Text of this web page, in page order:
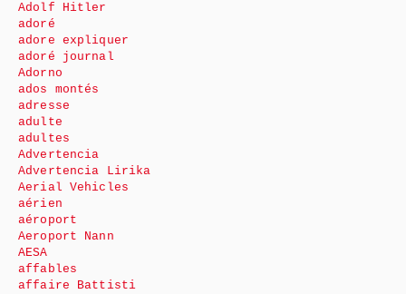
Adolf Hitler
adoré
adore expliquer
adoré journal
Adorno
ados montés
adresse
adulte
adultes
Advertencia
Advertencia Lirika
Aerial Vehicles
aérien
aéroport
Aeroport Nann
AESA
affables
affaire Battisti